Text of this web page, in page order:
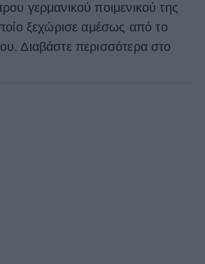
γερμανικού ποιμενικού της
ξεχώρισε αμέσως από το
Διαβάστε περισσότερα στο